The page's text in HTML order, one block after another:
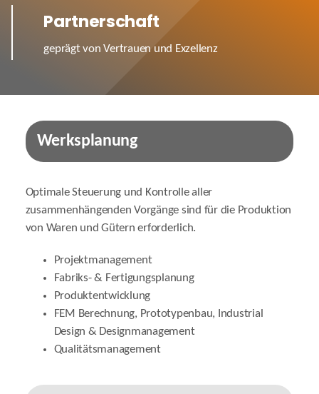
Partnerschaft
geprägt von Vertrauen und Exzellenz
Werksplanung
Optimale Steuerung und Kontrolle aller
zusammenhängenden Vorgänge sind für die Produktion
von Waren und Gütern erforderlich.
Projektmanagement
Fabriks- & Fertigungsplanung
Produktentwicklung
FEM Berechnung, Prototypenbau, Industrial
Design & Designmanagement
Qualitätsmanagement